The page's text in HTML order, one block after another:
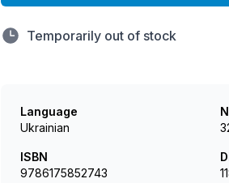
Temporarily out of stock
Language
Ukrainian
ISBN
9786175852743